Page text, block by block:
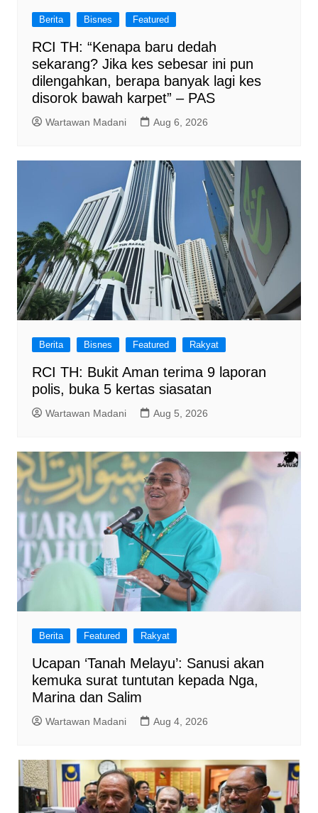
Berita Bisnes Featured
RCI TH: “Kenapa baru dedah
sekarang? Jika kes sebesar ini pun
dilengahkan, berapa banyak lagi kes
disorok bawah karpet” – PAS
Wartawan Madani Aug 6, 2026
Berita Bisnes Featured Rakyat
RCI TH: Bukit Aman terima 9 laporan
polis, buka 5 kertas siasatan
Wartawan Madani Aug 5, 2026
Berita Featured Rakyat
Ucapan ‘Tanah Melayu’: Sanusi akan
kemuka surat tuntutan kepada Nga,
Marina dan Salim
Wartawan Madani Aug 4, 2026